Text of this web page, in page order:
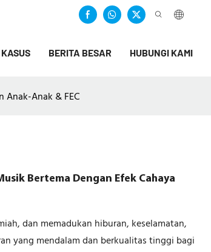
KASUS BERITA BESAR HUBUNGI KAMI
Anak-Anak & FEC
Bertema Dengan Efek Cahaya
dan memadukan hiburan, keselamatan,
yang mendalam dan berkualitas tinggi bagi